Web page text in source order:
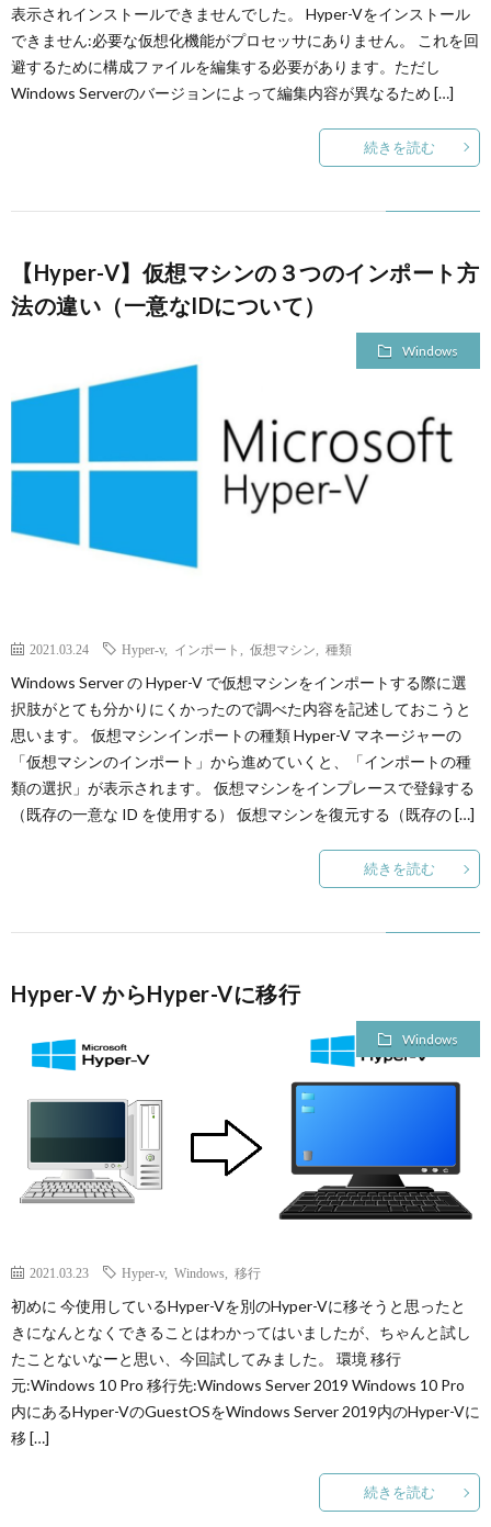
表示されインストールできませんでした。 Hyper-Vをインストール
できません:必要な仮想化機能がプロセッサにありません。 これを回
避するために構成ファイルを編集する必要があります。ただし
Windows Serverのバージョンによって編集内容が異なるため […]
続きを読む
【Hyper-V】仮想マシンの３つのインポート方
法の違い（一意なIDについて）
Windows
2021.03.24 Hyper-v, インポート 仮想マシン 種類
Windows Server の Hyper-V で仮想マシンをインポートする際に選
択肢がとても分かりにくかったので調べた内容を記述しておこうと
思います。 仮想マシンインポートの種類 Hyper-V マネージャーの
「仮想マシンのインポート」から進めていくと、「インポートの種
類の選択」が表示されます。 仮想マシンをインプレースで登録する
（既存の一意な ID を使用する） 仮想マシンを復元する（既存の […]
続きを読む
Hyper-V からHyper-Vに移行
Windows
2021.03.23 Hyper-v, Windows 移行
初めに 今使用しているHyper-Vを別のHyper-Vに移そうと思ったと
きになんとなくできることはわかってはいましたが、ちゃんと試し
たことないなーと思い、今回試してみました。 環境 移行
元:Windows 10 Pro 移行先:Windows Server 2019 Windows 10 Pro
内にあるHyper-VのGuestOSをWindows Server 2019内のHyper-Vに
移 […]
続きを読む